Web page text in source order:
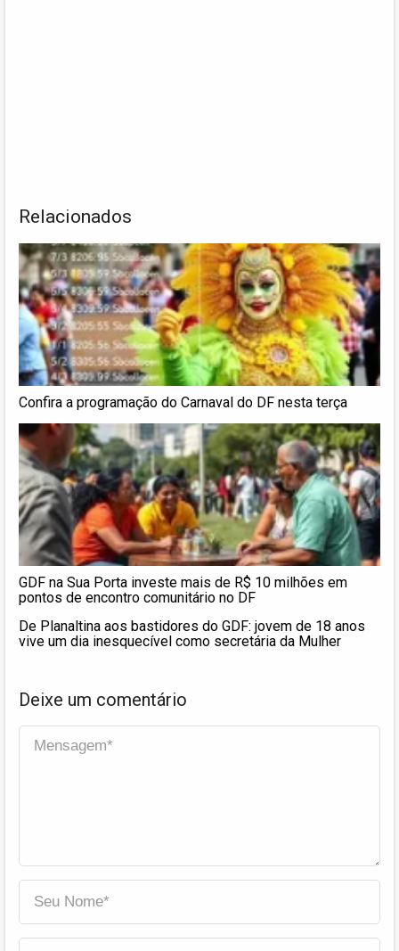
Relacionados
Confira a programação do Carnaval do DF nesta terça
GDF na Sua Porta investe mais de R$ 10 milhões em
pontos de encontro comunitário no DF
De Planaltina aos bastidores do GDF: jovem de 18 anos
vive um dia inesquecível como secretária da Mulher
Deixe um comentário